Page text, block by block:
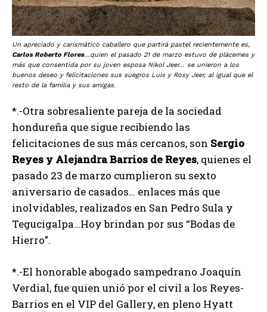
Un apreciado y carismático caballero que partirá pastel recientemente es,
Carlos Roberto Flores…quien el pasado 21 de marzo estuvo de plácemes y
más que consentida por su joven esposa Nikol Jeer… se unieron a los
buenos deseo y felicitaciones sus suegros Luis y Rosy Jeer, al igual que el
resto de la familia y sus amigas.
*.-Otra sobresaliente pareja de la sociedad
hondureña que sigue recibiendo las
felicitaciones de sus más cercanos, son Sergio
Reyes y Alejandra Barrios de Reyes, quienes el
pasado 23 de marzo cumplieron su sexto
aniversario de casados… enlaces más que
inolvidables, realizados en San Pedro Sula y
Tegucigalpa…Hoy brindan por sus “Bodas de
Hierro”.
*.-El honorable abogado sampedrano Joaquín
Verdial, fue quien unió por el civil a los Reyes-
Barrios en el VIP del Gallery, en pleno Hyatt